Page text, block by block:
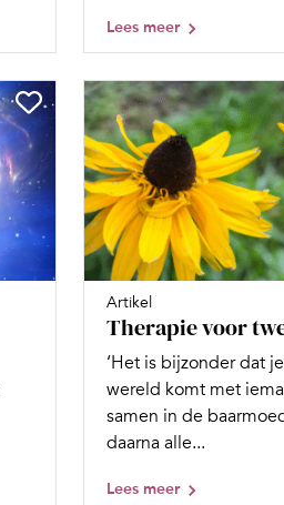
Lees meer
Artikel
Therapie voor
‘Het is bijzonder dat
wereld komt met
samen in de
daarna alle...
Lees meer